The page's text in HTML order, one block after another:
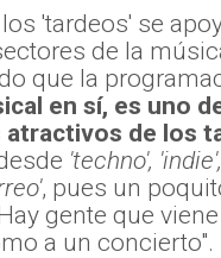
'tardeos' se
de la
que la
en sí, es uno
atractivos de los
'techno',
, pues un
gente que
a un concierto".